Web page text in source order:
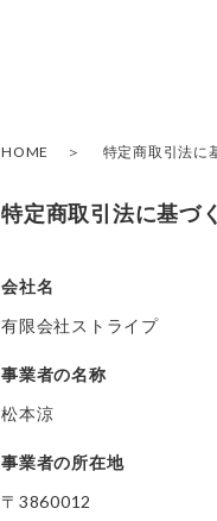
HOME 特定商取引法に
特定商取引法に基づ
会社名
有限会社ストライプ
事業者の名称
松本涼
事業者の所在地
〒3860012